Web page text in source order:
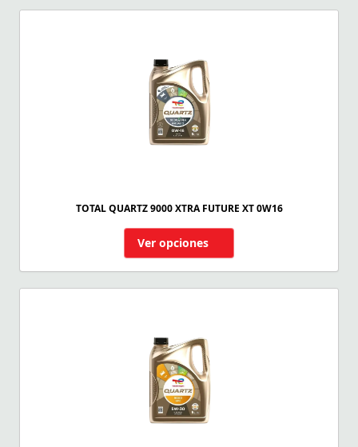
TOTAL QUARTZ 9000 XTRA FUTURE XT 0W16
Ver opciones